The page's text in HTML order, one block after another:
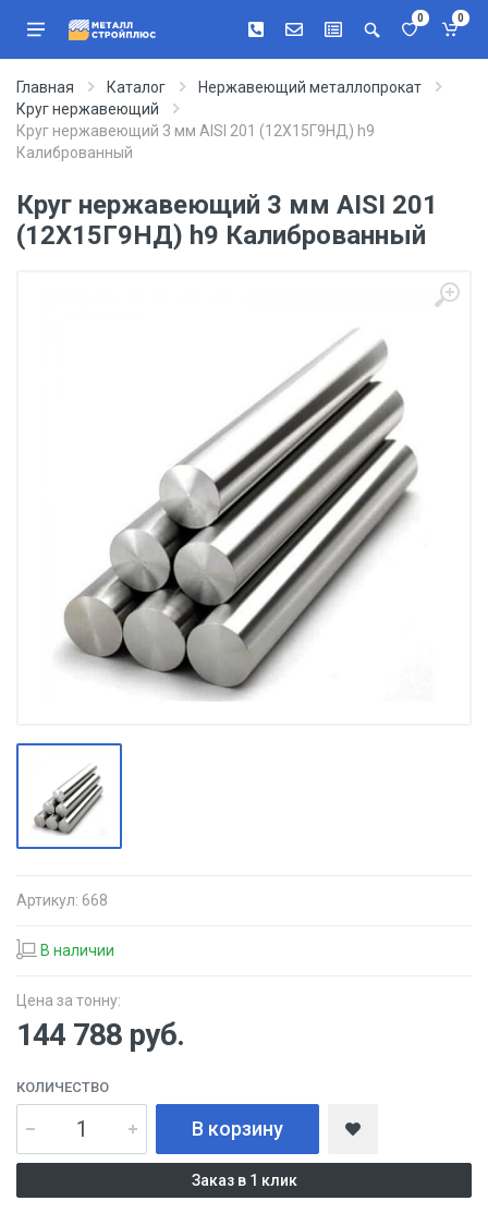
0 0
Главная Каталог
Нержавеющий металлопрокат
Круг нержавеющий
Круг нержавеющий 3 мм AISI 201 (12Х15Г9НД) h9
Калиброванный
Круг нержавеющий 3 мм AISI 201
(12Х15Г9НД) h9 Калиброванный
Артикул: 668
В наличии
Цена за тонну:
144 788 руб.
КОЛИЧЕСТВО
В корзину
Заказ в 1 клик